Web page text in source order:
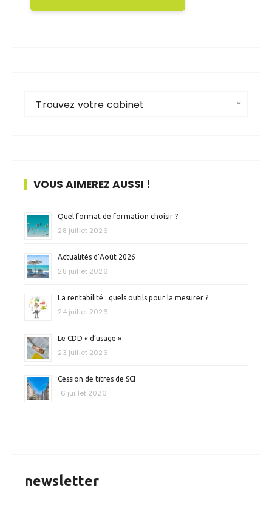
Trouvez votre cabinet
VOUS AIMEREZ AUSSI !
Quel format de formation choisir ?
28 juillet 2026
Actualités d’Août 2026
28 juillet 2026
La rentabilité : quels outils pour la mesurer ?
24 juillet 2026
Le CDD « d’usage »
23 juillet 2026
Cession de titres de SCI
16 juillet 2026
newsletter